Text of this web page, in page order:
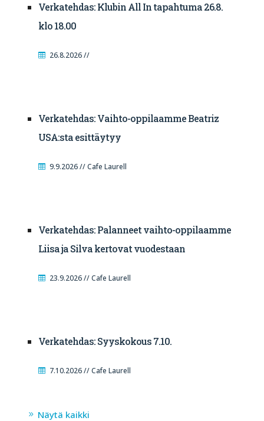
Verkatehdas: Klubin All In tapahtuma 26.8.
klo 18.00
26.8.2026 //
Verkatehdas: Vaihto-oppilaamme Beatriz
USA:sta esittäytyy
9.9.2026 // Cafe Laurell
Verkatehdas: Palanneet vaihto-oppilaamme
Liisa ja Silva kertovat vuodestaan
23.9.2026 // Cafe Laurell
Verkatehdas: Syyskokous 7.10.
7.10.2026 // Cafe Laurell
Näytä kaikki